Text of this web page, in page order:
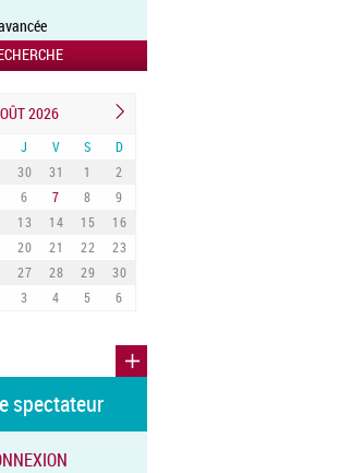
2026
J V S
D
30 31 1
2
6 7 8
9
13 14 15
16
20 21 22
23
27 28 29
30
3 4 5 6
spectateur